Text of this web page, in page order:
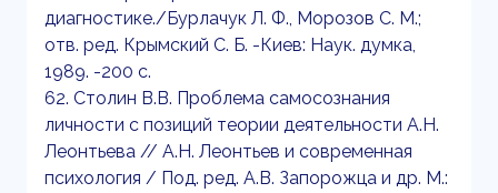
диагностике./Бурлачук Л. Ф., Морозов С. М.;
отв. ред. Крымский С. Б. -Киев: Наук. думка,
1989. -200 с.
62. Столин В.В. Проблема самосознания
личности с позиций теории деятельности А.Н.
Леонтьева // А.Н. Леонтьев и современная
психология / Под. ред. А.В. Запорожца и др. М.: